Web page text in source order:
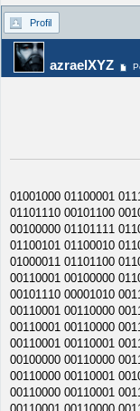
Profil
azraelXYZ
01001000 01100001
01101110 00101100
00100000 01101111
01100101 01100010
01000011 01101100
00110001 00100000
00101110 00001010
00110001 00110000
00110001 00110000
00110001 00110001
00100000 00110000
00110000 00110001
00110000 00110001